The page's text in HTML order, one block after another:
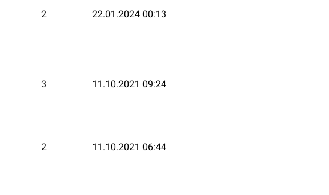
2 22.01.2024 00:13
3 11.10.2021 09:24
2 11.10.2021 06:44